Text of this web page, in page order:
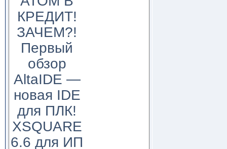
КРЕДИТ!
ЗАЧЕМ?!
Первый
обзор
AltaIDE —
новая IDE
для ПЛК!
XSQUARE
6.6 для ИП